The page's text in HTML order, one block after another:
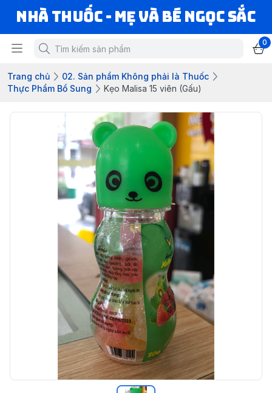
Nhà Thuốc - Mẹ và Bé Ngọc Sắc
0
Trang chủ
02. Sản phẩm Không phải là Thuốc
Thực Phẩm Bổ Sung
Kẹo Malisa 15 viên (Gấu)